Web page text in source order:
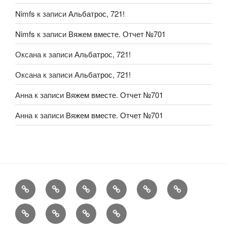
Nimfs к записиАльбатрос, 721!
Nimfs к записи Вяжем вместе. Отчет №701
Оксана к записиАльбатрос, 721!
Оксана к записиАльбатрос, 721!
Анна к записи Вяжем вместе. Отчет №701
Анна к записи Вяжем вместе. Отчет №701
FAQ Рукоделие
А
еще
Мы КонкурсыОбменник
ХвастаемсяСтатьи Aukara
Shop
User
Profile